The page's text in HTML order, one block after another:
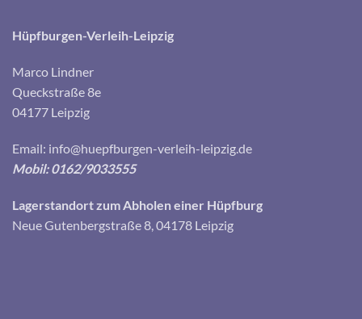
Hüpfburgen-Verleih-Leipzig
Marco Lindner
Queckstraße 8e
04177 Leipzig
Email: info@huepfburgen-verleih-leipzig.de
Mobil: 0162/9033555
Lagerstandort zum Abholen einer Hüpfburg
Neue Gutenbergstraße 8, 04178 Leipzig